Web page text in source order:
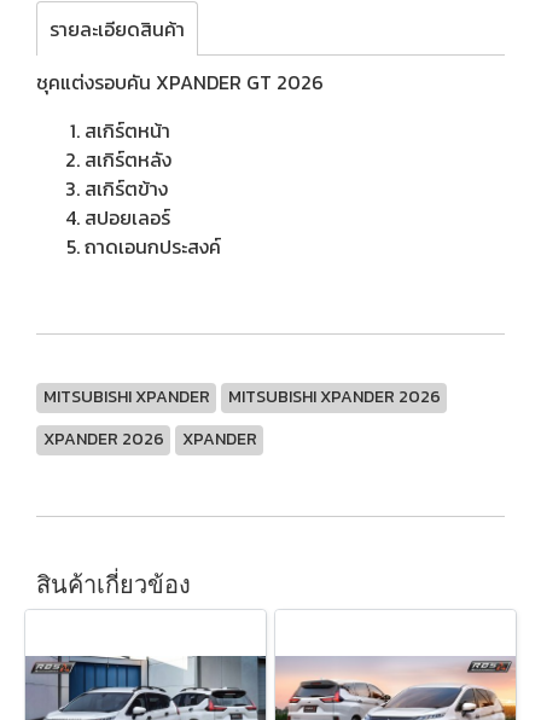
รายละเอียดสินค้า
ชุคแต่งรอบคัน XPANDER GT 2026
สเกิร์ตหน้า
สเกิร์ตหลัง
สเกิร์ตข้าง
สปอยเลอร์
ถาดเอนกประสงค์
MITSUBISHI XPANDER
MITSUBISHI XPANDER 2026
XPANDER 2026
XPANDER
สินค้าเกี่ยวข้อง